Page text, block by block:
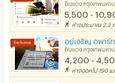
ดินแดง กรุงเทพมหา
5,500 -
ห่างประมาณ 2.3
อยู่เจริญ อพาร์ท
ดินแดง กรุงเทพมหา
4,200 -
ห่างออกไป 190 เ